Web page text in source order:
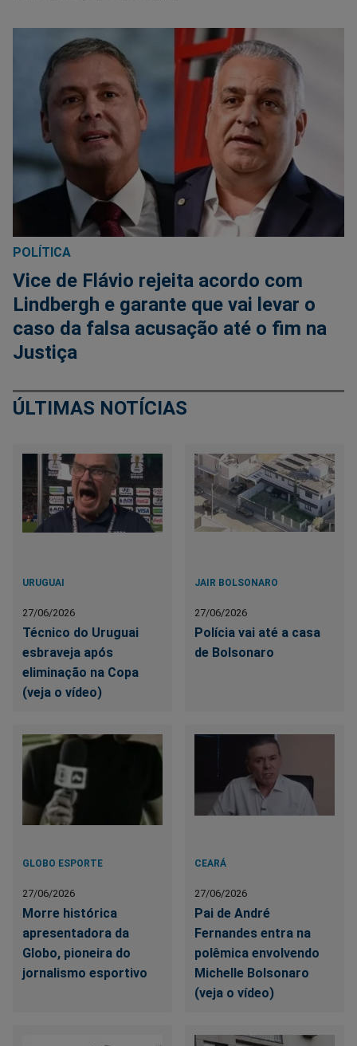
POLÍTICA
Vice de Flávio rejeita acordo com
Lindbergh e garante que vai levar o
caso da falsa acusação até o fim na
Justiça
ÚLTIMAS NOTÍCIAS
URUGUAI
27/06/2026
Técnico do Uruguai
esbraveja após
eliminação na Copa
(veja o vídeo)
JAIR BOLSONARO
27/06/2026
Polícia vai até a casa
de Bolsonaro
GLOBO ESPORTE
27/06/2026
Morre histórica
apresentadora da
Globo, pioneira do
jornalismo esportivo
CEARÁ
27/06/2026
Pai de André
Fernandes entra na
polêmica envolvendo
Michelle Bolsonaro
(veja o vídeo)